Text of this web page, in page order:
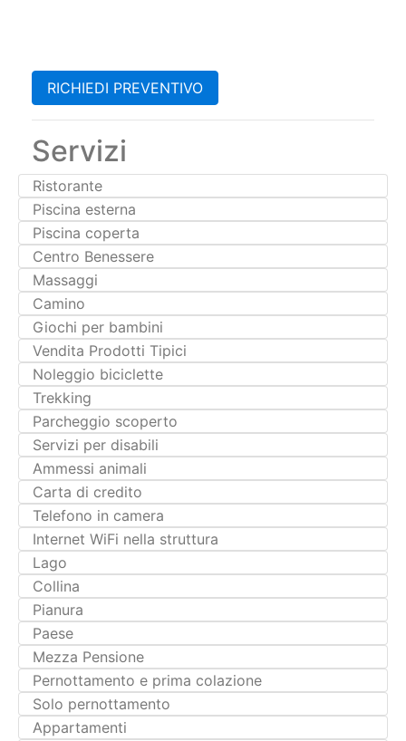
RICHIEDI PREVENTIVO
Servizi
Ristorante
Piscina esterna
Piscina coperta
Centro Benessere
Massaggi
Camino
Giochi per bambini
Vendita Prodotti Tipici
Noleggio biciclette
Trekking
Parcheggio scoperto
Servizi per disabili
Ammessi animali
Carta di credito
Telefono in camera
Internet WiFi nella struttura
Lago
Collina
Pianura
Paese
Mezza Pensione
Pernottamento e prima colazione
Solo pernottamento
Appartamenti
Camere